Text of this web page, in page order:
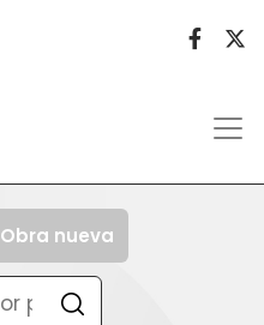
Obra nueva